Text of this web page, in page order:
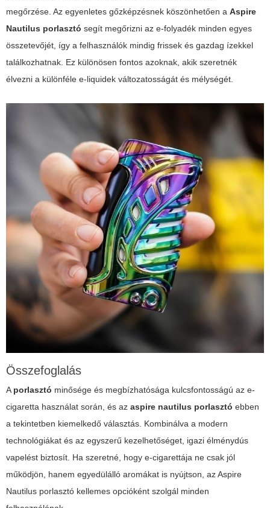
megőrzése. Az egyenletes gőzképzésnek köszönhetően a Aspire
Nautilus porlasztó segít megőrizni az e-folyadék minden egyes
összetevőjét, így a felhasználók mindig frissek és gazdag ízekkel
találkozhatnak. Ez különösen fontos azoknak, akik szeretnék
élvezni a különféle e-liquidek változatosságát és mélységét.
Összefoglalás
A porlasztó minősége és megbízhatósága kulcsfontosságú az e-
cigaretta használat során, és az aspire nautilus porlasztó ebben
a tekintetben kiemelkedő választás. Kombinálva a modern
technológiákat és az egyszerű kezelhetőséget, igazi élménydús
vapelést biztosít. Ha szeretné, hogy e-cigarettája ne csak jól
működjön, hanem egyedülálló aromákat is nyújtson, az Aspire
Nautilus porlasztó kellemes opcióként szolgál minden